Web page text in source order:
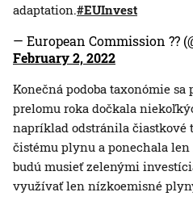
adaptation.#EUInvest
— European Commission ??
February 2, 2022
Konečná podoba taxonómie
prelomu roka dočkala
napríklad odstránila čiastkové
čistému plynu a ponechala len
budú musieť zelenými
využívať len nízkoemisné